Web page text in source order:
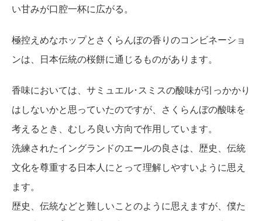
い甘みが口腔一杯に広がる。
極控えめなホップとさくらんぼの香りのコンビネーショ
ンは、日本伝統の桜餅に通じるものがあります。
香味においては、サミュエル･スミスの酸味が引っかかり
はしないかと思っていたのですが、さくらんぼの酸味を
考えるとき、むしろ良い方向で作用しています。
洗練されたイングランドのエールの良さは、歴史、伝統
文化を尊重する日本人にとって理解しやすいように思え
ます。
歴史、伝統などと難しいことのように思えますが、僕た